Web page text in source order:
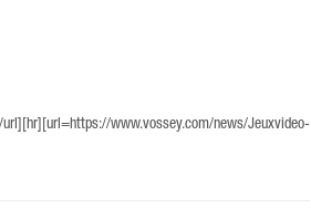
www.vossey.com/news/Jeuxvideo-